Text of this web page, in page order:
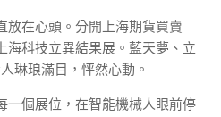
在心頭。分開上海期貨買賣
海科技立異結果展。藍天夢、立
琳琅滿目，怦然心動。
個展位，在智能機械人眼前停